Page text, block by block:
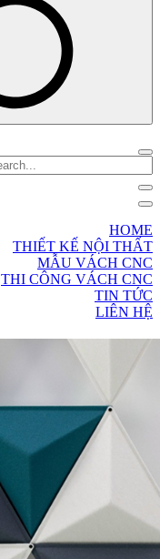
HOME
THIẾT KẾ NỘI THẤT
MẪU VÁCH CNC
THI CÔNG VÁCH CNC
TIN TỨC
LIÊN HỆ